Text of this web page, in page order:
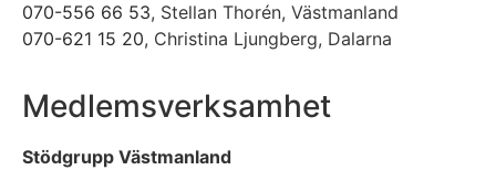
070-556 66 53, Stellan Thorén, Västmanland
070-621 15 20, Christina Ljungberg, Dalarna
Medlemsverksamhet
Stödgrupp Västmanland